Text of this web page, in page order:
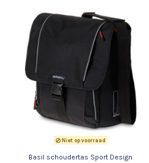
Niet op voorraad
Basil schoudertas Sport Design